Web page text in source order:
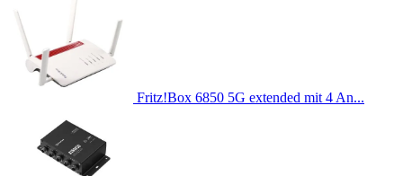
Fritz!Box 6850 5G extended mit 4 An...